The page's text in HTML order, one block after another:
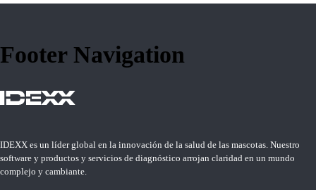
Footer Navigation
IDEXX es un líder global en la innovación de la salud de las mascotas. Nuestro
software y productos y servicios de diagnóstico arrojan claridad en un mundo
complejo y cambiante.